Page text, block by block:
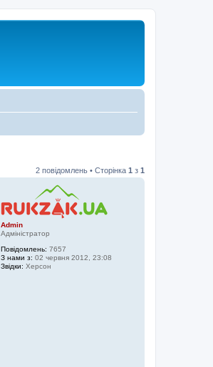
2 повідомлень • Сторінка 1 з 1
Admin
Адміністратор
Повідомлень: 7657
З нами з: 02 червня 2012, 23:08
Звідки: Херсон